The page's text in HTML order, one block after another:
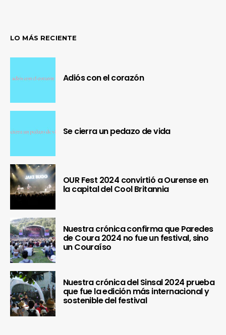
LO MÁS RECIENTE
Adiós con el corazón
Se cierra un pedazo de vida
OUR Fest 2024 convirtió a Ourense en
la capital del Cool Britannia
Nuestra crónica confirma que Paredes
de Coura 2024 no fue un festival, sino
un Couraíso
Nuestra crónica del Sinsal 2024 prueba
que fue la edición más internacional y
sostenible del festival